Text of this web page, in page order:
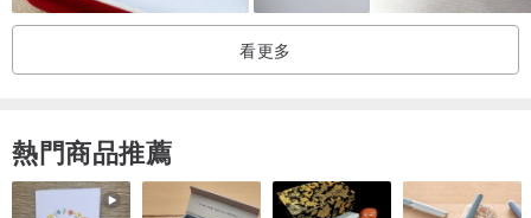
看更多
熱門商品推薦